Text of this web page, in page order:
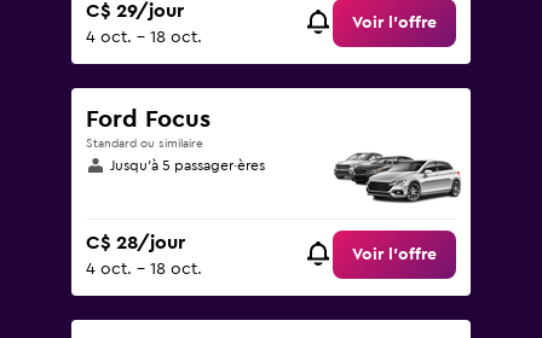
C$ 29/jour
4 oct. - 18 oct.
Voir l’offre
Ford Focus
Standard ou similaire
Jusqu’à 5 passager·ères
C$ 28/jour
4 oct. - 18 oct.
Voir l’offre